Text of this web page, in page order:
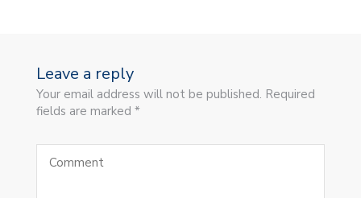
Leave a reply
Your email address will not be published. Required
fields are marked *